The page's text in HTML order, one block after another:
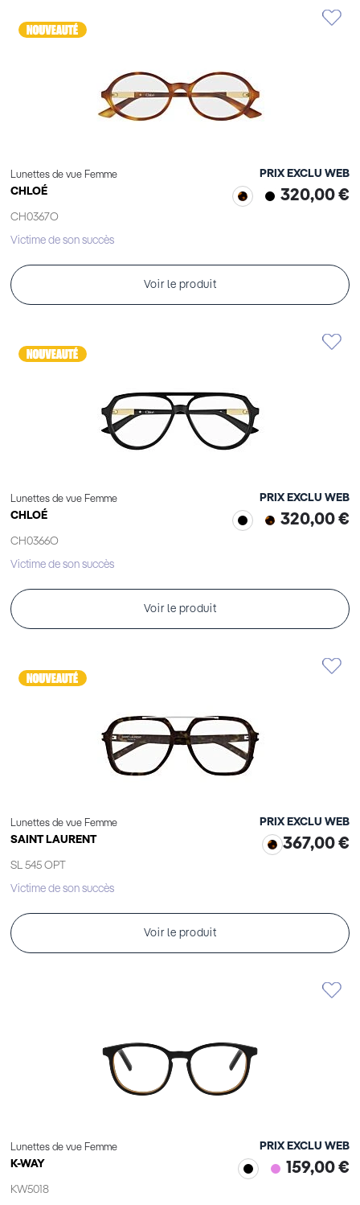
Lunettes de vue Femme
CHLOÉ
CH0367O
PRIX EXCLU WEB
320,00 €
Victime de son succès
Voir le produit
Lunettes de vue Femme
CHLOÉ
CH0366O
PRIX EXCLU WEB
320,00 €
Victime de son succès
Voir le produit
Lunettes de vue Femme
SAINT LAURENT
SL 545 OPT
PRIX EXCLU WEB
367,00 €
Victime de son succès
Voir le produit
Lunettes de vue Femme
K-WAY
KW5018
PRIX EXCLU WEB
159,00 €